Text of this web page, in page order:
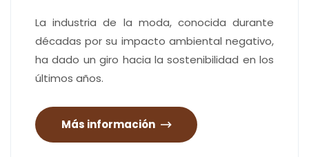
La industria de la moda, conocida durante
décadas por su impacto ambiental negativo,
ha dado un giro hacia la sostenibilidad en los
últimos años.
Más información